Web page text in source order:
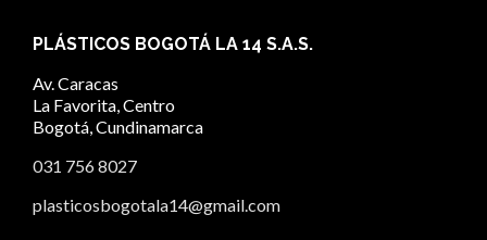
PLÁSTICOS BOGOTÁ LA 14 S.A.S.
Av. Caracas
La Favorita, Centro
Bogotá Cundinamarca
031 756 8027
plasticosbogotala14@gmail.com